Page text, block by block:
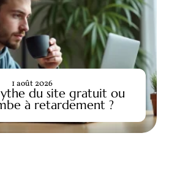
du site gratuit ou
à retardement ?
1 août 2026